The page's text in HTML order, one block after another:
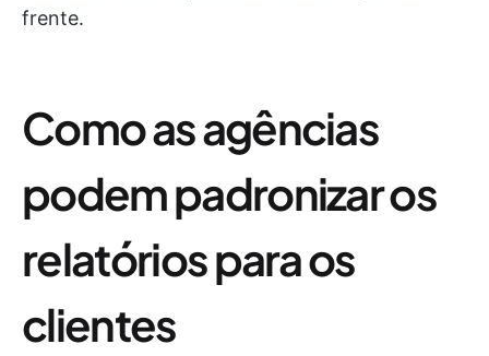
frente.
Como as agências
podem padronizar os
relatórios para os
clientes